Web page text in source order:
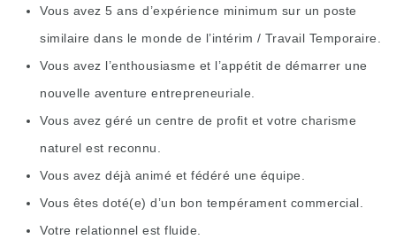
Vous avez 5 ans d’expérience minimum sur un poste
similaire dans le monde de l’intérim / Travail Temporaire.
Vous avez l’enthousiasme et l’appétit de démarrer une
nouvelle aventure entrepreneuriale.
Vous avez géré un centre de profit et votre charisme
naturel est reconnu.
Vous avez déjà animé et fédéré une équipe.
Vous êtes doté(e) d’un bon tempérament commercial.
Votre relationnel est fluide.